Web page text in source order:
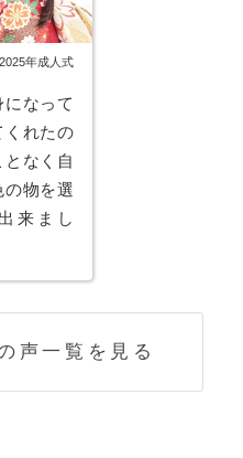
2025年成人式
なって
くれたの
となく自
の物を選
来まし
声一覧を見る